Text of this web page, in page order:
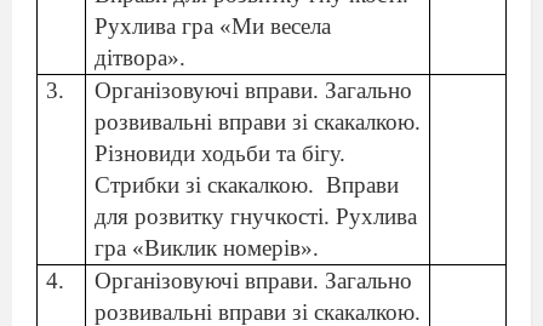
Рухлива гра «Ми весела
дітвора».
3.
Організовуючі вправи. Загально
розвивальні вправи зі скакалкою.
Різновиди ходьби та бігу.
Стрибки зі скакалкою. Вправи
для розвитку гнучкості. Рухлива
гра «Виклик номерів».
4.
Організовуючі вправи. Загально
розвивальні вправи зі скакалкою.